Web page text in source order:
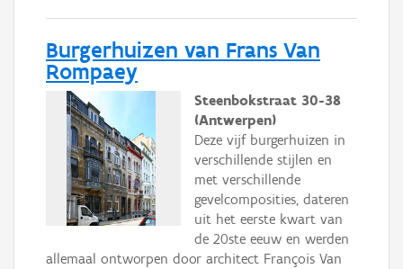
Burgerhuizen van Frans Van
Rompaey
Steenbokstraat 30-38
(Antwerpen)
Deze vijf burgerhuizen in
verschillende stijlen en
met verschillende
gevelcomposities, dateren
uit het eerste kwart van
de 20ste eeuw en werden
allemaal ontworpen door architect François Van